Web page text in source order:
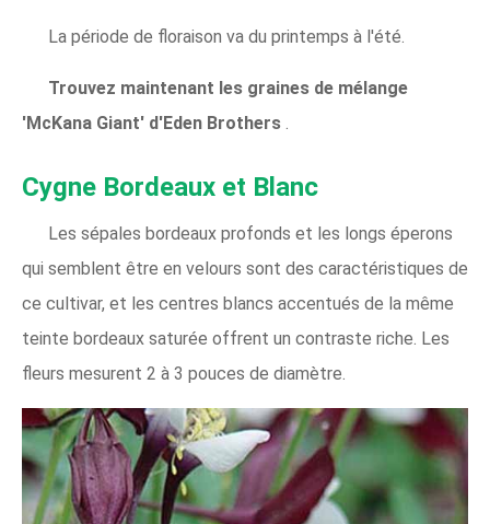
La période de floraison va du printemps à l'été.
Trouvez maintenant les graines de mélange
'McKana Giant' d'Eden Brothers
Cygne Bordeaux et Blanc
Les sépales bordeaux profonds et les longs éperons
qui semblent être en velours sont des caractéristiques de
ce cultivar, et les centres blancs accentués de la même
teinte bordeaux saturée offrent un contraste riche. Les
fleurs mesurent 2 à 3 pouces de diamètre.